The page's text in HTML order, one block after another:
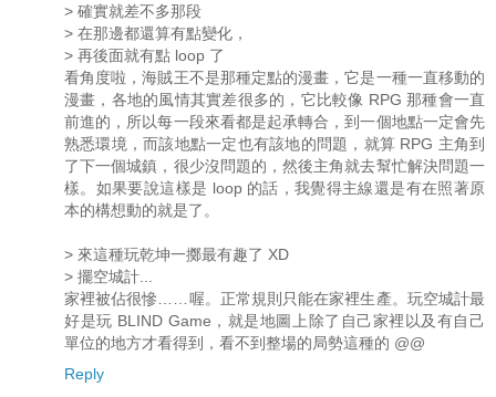
> 確實就差不多那段
> 在那邊都還算有點變化，
> 再後面就有點 loop 了
看角度啦，海賊王不是那種定點的漫畫，它是一種一直移動的
漫畫，各地的風情其實差很多的，它比較像 RPG 那種會一直
前進的，所以每一段來看都是起承轉合，到一個地點一定會先
熟悉環境，而該地點一定也有該地的問題，就算 RPG 主角到
了下一個城鎮，很少沒問題的，然後主角就去幫忙解決問題一
樣。如果要說這樣是 loop 的話，我覺得主線還是有在照著原
本的構想動的就是了。
> 來這種玩乾坤一擲最有趣了 XD
> 擺空城計...
家裡被佔很慘……喔。正常規則只能在家裡生產。玩空城計最
好是玩 BLIND Game，就是地圖上除了自己家裡以及有自己
單位的地方才看得到，看不到整場的局勢這種的 @@
Reply